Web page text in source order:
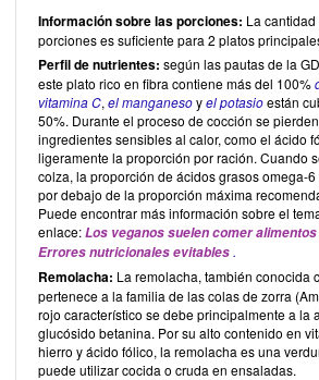
Información sobre las porciones: La
porciones es suficiente para 2 platos
Perfil de nutrientes: según las pautas de la
este plato rico en fibra contiene más del 100%
vitamina C, el manganesoyel potasioestán
50%. Durante el proceso de cocción se
ingredientes sensibles al calor, como el ácido
ligeramente la proporción por ración. Cuando
colza, la proporción de ácidos grasos omega-
por debajo de la proporción máxima
Puede encontrar más información sobre el
enlace:Los veganos suelen comer
Errores nutricionales evitables .
Remolacha: La remolacha, también conocida
pertenece a la familia de las colas de zorra
rojo característico se debe principalmente a la
glucósido betanina. Por su alto contenido en
hierro y ácido fólico, la remolacha es una
puede utilizar cocida o cruda en ensaladas.